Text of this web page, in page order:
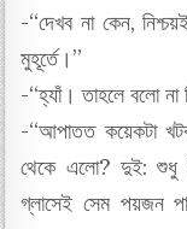
-“দেখব না কেন,
মুহূর্তে।”
-“হ্যাঁ। তাহলে বলো না
-“আপাতত কয়েকটা
থেকে এলো? দুই: শুধু
গ্লাসেই সেম পয়জন